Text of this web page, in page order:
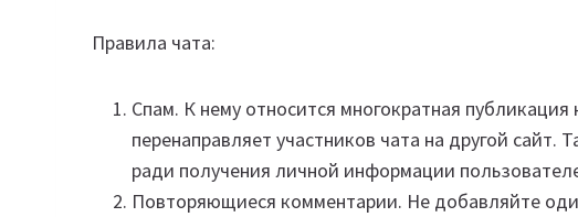
Правила чата:
Спам. К нему относится многократная
перенаправляет участников чата на другой
ради получения личной информации
Повторяющиеся комментарии. Не добавляйте